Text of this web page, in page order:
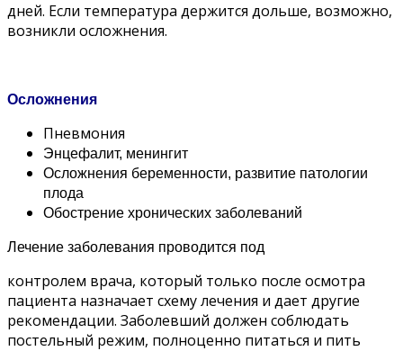
дней. Если температура держится дольше, возможно,
возникли осложнения.
Осложнения
Пневмония
Энцефалит, менингит
Осложнения беременности, развитие патологии
плода
Обострение хронических заболеваний
Лечение заболевания проводится под
контролем врача, который только после осмотра
пациента назначает схему лечения и дает другие
рекомендации. Заболевший должен соблюдать
постельный режим, полноценно питаться и пить